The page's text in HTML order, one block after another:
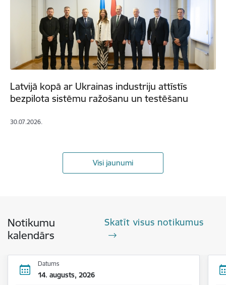
Latvijā kopā ar Ukrainas industriju attīstīs
bezpilota sistēmu ražošanu un testēšanu
30.07.2026.
Visi jaunumi
Notikumu
kalendārs
Skatīt visus notikumus
Datums
14. augusts, 2026